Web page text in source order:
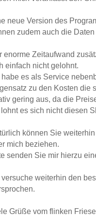
neue Version des
zudem auch die
enorme Zeitaufwand
einfach nicht gelohnt.
habe es als Service
zu den Kosten die
gering aus, da die
es sich nicht diesen
können Sie
mich beziehen.
senden Sie mir hierzu
versuche weiterhin den
Grüße vom flinken